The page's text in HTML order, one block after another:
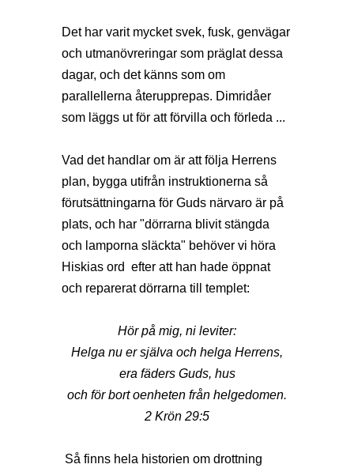
Det har varit mycket svek, fusk, genvägar
och utmanövreringar som präglat dessa
dagar, och det känns som om
parallellerna återupprepas. Dimridåer
som läggs ut för att förvilla och förleda ...
Vad det handlar om är att följa Herrens
plan, bygga utifrån instruktionerna så
förutsättningarna för Guds närvaro är på
plats, och har "dörrarna blivit stängda
och lamporna släckta" behöver vi höra
Hiskias ord efter att han hade öppnat
och reparerat dörrarna till templet:
Hör på mig, ni leviter:
Helga nu er själva och helga Herrens,
era fäders Guds, hus
och för bort oenheten från helgedomen.
2 Krön 29:5
Så finns hela historien om drottning